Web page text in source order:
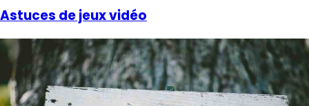
Astuces de jeux vidéo